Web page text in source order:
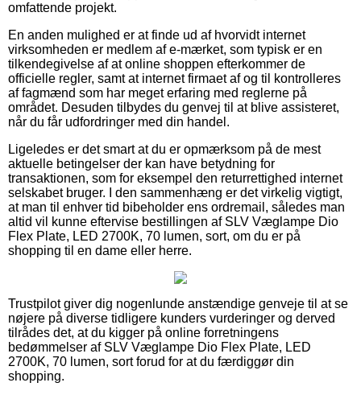
omfattende projekt.
En anden mulighed er at finde ud af hvorvidt internet
virksomheden er medlem af e-mærket, som typisk er en
tilkendegivelse af at online shoppen efterkommer de
officielle regler, samt at internet firmaet af og til kontrolleres
af fagmænd som har meget erfaring med reglerne på
området. Desuden tilbydes du genvej til at blive assisteret,
når du får udfordringer med din handel.
Ligeledes er det smart at du er opmærksom på de mest
aktuelle betingelser der kan have betydning for
transaktionen, som for eksempel den returrettighed internet
selskabet bruger. I den sammenhæng er det virkelig vigtigt,
at man til enhver tid bibeholder ens ordremail, således man
altid vil kunne eftervise bestillingen af SLV Væglampe Dio
Flex Plate, LED 2700K, 70 lumen, sort, om du er på
shopping til en dame eller herre.
Trustpilot giver dig nogenlunde anstændige genveje til at se
nøjere på diverse tidligere kunders vurderinger og derved
tilrådes det, at du kigger på online forretningens
bedømmelser af SLV Væglampe Dio Flex Plate, LED
2700K, 70 lumen, sort forud for at du færdiggør din
shopping.